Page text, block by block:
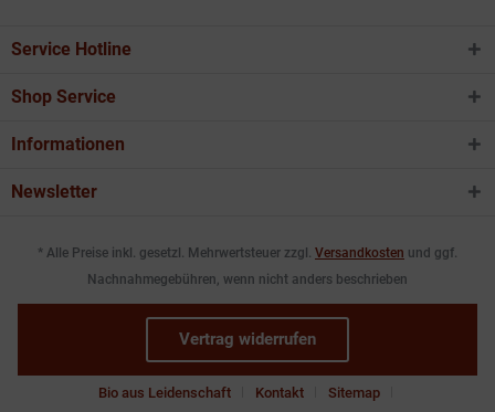
Service Hotline
Shop Service
Informationen
Newsletter
* Alle Preise inkl. gesetzl. Mehrwertsteuer zzgl. Versandkosten und ggf.
Nachnahmegebühren, wenn nicht anders beschrieben
Vertrag widerrufen
Bio aus Leidenschaft Kontakt Sitemap